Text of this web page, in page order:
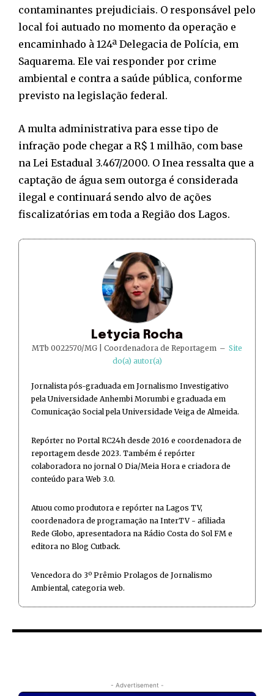
contaminantes prejudiciais. O responsável pelo
local foi autuado no momento da operação e
encaminhado à 124ª Delegacia de Polícia, em
Saquarema. Ele vai responder por crime
ambiental e contra a saúde pública, conforme
previsto na legislação federal.
A multa administrativa para esse tipo de
infração pode chegar a R$ 1 milhão, com base
na Lei Estadual 3.467/2000. O Inea ressalta que a
captação de água sem outorga é considerada
ilegal e continuará sendo alvo de ações
fiscalizatórias em toda a Região dos Lagos.
Letycia Rocha
MTb 0022570/MG | Coordenadora de Reportagem – Site
do(a) autor(a)
Jornalista pós-graduada em Jornalismo Investigativo
pela Universidade Anhembi Morumbi e graduada em
Comunicação Social pela Universidade Veiga de Almeida.
Repórter no Portal RC24h desde 2016 e coordenadora de
reportagem desde 2023. Também é repórter
colaboradora no jornal O Dia/Meia Hora e criadora de
conteúdo para Web 3.0.
Atuou como produtora e repórter na Lagos TV,
coordenadora de programação na InterTV - afiliada
Rede Globo, apresentadora na Rádio Costa do Sol FM e
editora no Blog Cutback.
Vencedora do 3º Prêmio Prolagos de Jornalismo
Ambiental, categoria web.
- Advertisement -